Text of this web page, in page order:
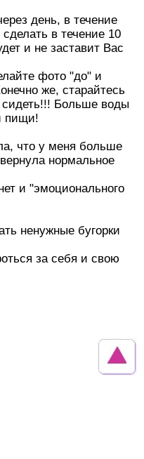
день, в течение
в течение 10
и не заставит Вас
фото "до" и
же, старайтесь
Больше воды
пищи!
что у меня больше
нормальное
и "эмоционального
ненужные бугорки
за себя и свою